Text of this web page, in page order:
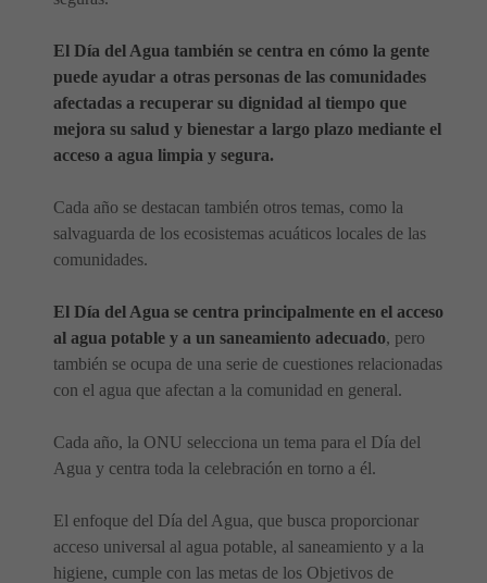
El Día del Agua también se centra en cómo la gente
puede ayudar a otras personas de las comunidades
afectadas a recuperar su dignidad al tiempo que
mejora su salud y bienestar a largo plazo mediante el
acceso a agua limpia y segura.
Cada año se destacan también otros temas, como la
salvaguarda de los ecosistemas acuáticos locales de las
comunidades.
El Día del Agua se centra principalmente en el acceso
al agua potable y a un saneamiento adecuado, pero
también se ocupa de una serie de cuestiones relacionadas
con el agua que afectan a la comunidad en general.
Cada año, la ONU selecciona un tema para el Día del
Agua y centra toda la celebración en torno a él.
El enfoque del Día del Agua, que busca proporcionar
acceso universal al agua potable, al saneamiento y a la
higiene, cumple con las metas de los Objetivos de